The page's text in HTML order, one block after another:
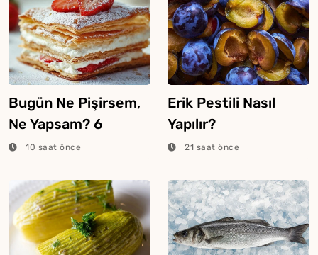
Bugün Ne Pişirsem,
Ne Yapsam? 6
Ağustos 2026
10 saat önce
Erik Pestili Nasıl
Yapılır?
21 saat önce